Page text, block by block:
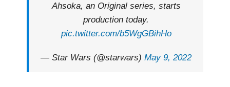
Ahsoka, an Original series, starts
production today.
pic.twitter.com/b5WgGBihHo
— Star Wars (@starwars) May 9, 2022